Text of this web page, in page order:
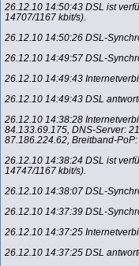
26.12.10 14:50:43 DSL ist
14707/1167 kbit/s).
26.12.10 14:50:26 DSL-
26.12.10 14:49:57 DSL-
26.12.10 14:49:43
26.12.10 14:49:43 DSL
26.12.10 14:38:28
84.133.69.175, DNS-Server:
87.186.224.62, Breitband-
26.12.10 14:38:24 DSL ist
14747/1167 kbit/s).
26.12.10 14:38:07 DSL-
26.12.10 14:37:39 DSL-
26.12.10 14:37:25
26.12.10 14:37:25 DSL